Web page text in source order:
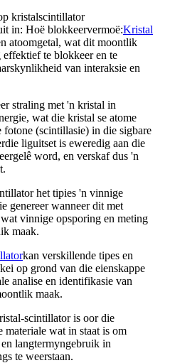
kristalscintillator
in: Hoë blokkeervermoë:Kristal
atoomgetal, wat dit moontlik
te blokkeer en te
van interaksie en
straling met 'n kristal in
wat die kristal se atome
(scintillasie) in die sigbare
liguitset is eweredig aan die
word, en verskaf dus 'n
het tipies 'n vinnige
genereer wanneer dit met
vinnige opsporing en meting
maak.
kan verskillende tipes en
op grond van die eienskappe
analise en identifikasie van
maak.
scintillator is oor die
materiale wat in staat is om
langtermyngebruik in
te weerstaan.